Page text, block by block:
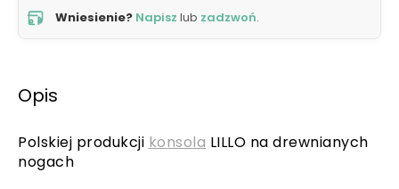
Wniesienie? Napisz lub zadzwoń.
Opis
Polskiej produkcji konsola LILLO na drewnianych
nogach